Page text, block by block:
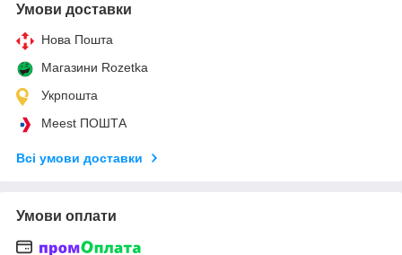
Умови доставки
Нова Пошта
Магазини Rozetka
Укрпошта
Meest ПОШТА
Всі умови доставки
Умови оплати